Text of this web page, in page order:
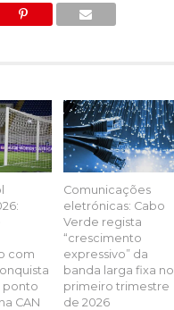
com
ponto
CAN
Comunicações
eletrónicas: Cabo
Verde regista
“crescimento
expressivo” da
banda larga fixa no
primeiro trimestre
de 2026